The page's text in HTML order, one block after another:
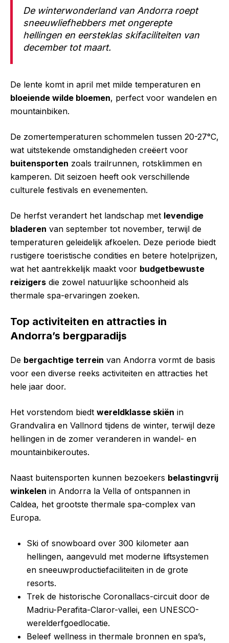
De winterwonderland van Andorra roept
sneeuwliefhebbers met ongerepte
hellingen en eersteklas skifaciliteiten van
december tot maart.
De lente komt in april met milde temperaturen en
bloeiende wilde bloemen, perfect voor wandelen en
mountainbiken.
De zomertemperaturen schommelen tussen 20-27°C,
wat uitstekende omstandigheden creëert voor
buitensporten zoals trailrunnen, rotsklimmen en
kamperen. Dit seizoen heeft ook verschillende
culturele festivals en evenementen.
De herfst verandert het landschap met levendige
bladeren van september tot november, terwijl de
temperaturen geleidelijk afkoelen. Deze periode biedt
rustigere toeristische condities en betere hotelprijzen,
wat het aantrekkelijk maakt voor budgetbewuste
reizigers die zowel natuurlijke schoonheid als
thermale spa-ervaringen zoeken.
Top activiteiten en attracties in
Andorra’s bergparadijs
De bergachtige terrein van Andorra vormt de basis
voor een diverse reeks activiteiten en attracties het
hele jaar door.
Het vorstendom biedt wereldklasse skiën in
Grandvalira en Vallnord tijdens de winter, terwijl deze
hellingen in de zomer veranderen in wandel- en
mountainbikeroutes.
Naast buitensporten kunnen bezoekers belastingvrij
winkelen in Andorra la Vella of ontspannen in
Caldea, het grootste thermale spa-complex van
Europa.
Ski of snowboard over 300 kilometer aan
hellingen, aangevuld met moderne liftsystemen
en sneeuwproductiefaciliteiten in de grote
resorts.
Trek de historische Coronallacs-circuit door de
Madriu-Perafita-Claror-vallei, een UNESCO-
werelderfgoedlocatie.
Beleef wellness in thermale bronnen en spa’s,